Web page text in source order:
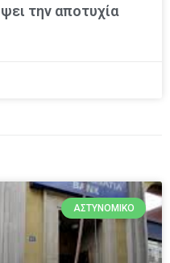
την αποτυχία
ΑΣΤΥΝΟΜΙΚΌ